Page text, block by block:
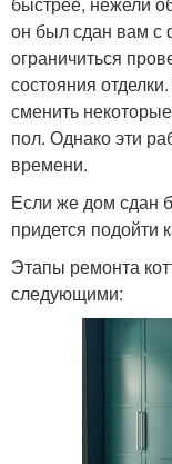
он был сдан вам с
ограничиться
состояния
сменить
пол. Однако эти
времени.
Если же дом сдан
придется подойти
Этапы ремонта
следующими: